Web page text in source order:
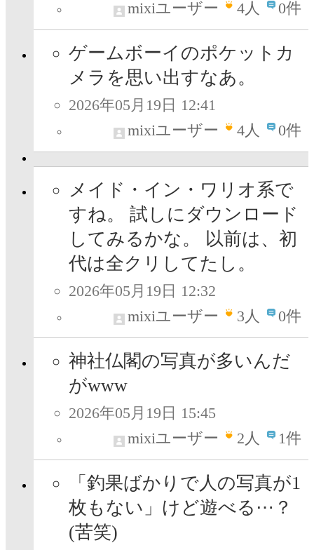
mixiユーザー
4人 0件
ゲームボーイのポケットカ
メラを思い出すなあ。
2026年05月19日 12:41
mixiユーザー
4人 0件
メイド・イン・ワリオ系で
すね。 試しにダウンロード
してみるかな。 以前は、初
代は全クリしてたし。
2026年05月19日 12:32
mixiユーザー
3人 0件
神社仏閣の写真が多いんだ
がwww
2026年05月19日 15:45
mixiユーザー
2人 1件
「釣果ばかりで人の写真が1
枚もない」けど遊べる⋯？
(苦笑)